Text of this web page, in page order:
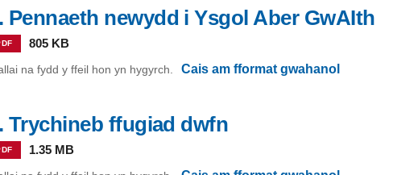
Pennaeth newydd i Ysgol Aber GwAIth
805 KB
na fydd y ffeil hon yn hygyrch. Cais am fformat gwahanol
Trychineb ffugiad dwfn
1.35 MB